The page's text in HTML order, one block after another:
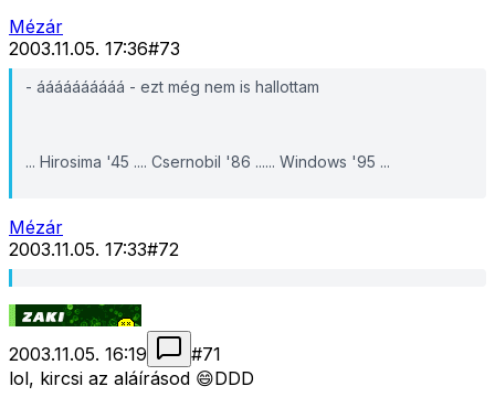
Mézár
2003.11.05. 17:36#73
- áááááááááá - ezt még nem is hallottam
... Hirosima '45 .... Csernobil '86 ...... Windows '95 ...
Mézár
2003.11.05. 17:33#72
2003.11.05. 16:19 #71
lol, kircsi az aláírásod 😄DDD